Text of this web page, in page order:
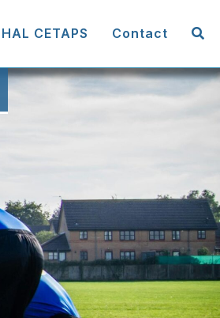
HAL CETAPS Contact